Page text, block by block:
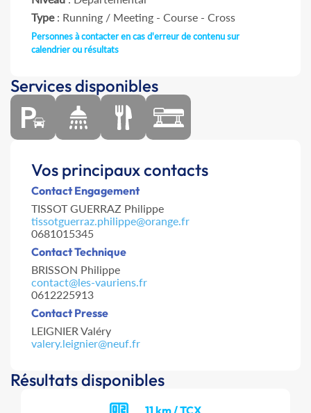
Type: Running / Meeting - Course - Cross
Personnes à contacter en cas d'erreur de contenu sur
calendrier ou résultats
Services disponibles
Vos principaux contacts
Contact Engagement
TISSOT GUERRAZ Philippe
tissotguerraz.philippe@orange.fr
0681015345
Contact Technique
BRISSON Philippe
contact@les-vauriens.fr
0612225913
Contact Presse
LEIGNIER Valéry
valery.leignier@neuf.fr
Résultats disponibles
11 km / TCX